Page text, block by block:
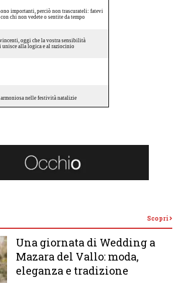
Scopri
Una giornata di Wedding a
Mazara del Vallo: moda,
eleganza e tradizione